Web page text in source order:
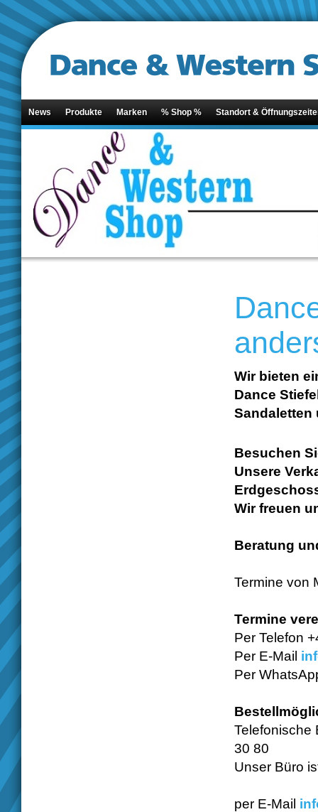
News Produkte Marken % Shop % Standort &
Wir bieten
Dance
Sandaletten
Besuchen
Unsere
Wir freuen
Beratung
Termine von
Termine
Per Telefon
Per E-Mail
Per
Telefonische
30 80
Unser Büro
per E-Mail